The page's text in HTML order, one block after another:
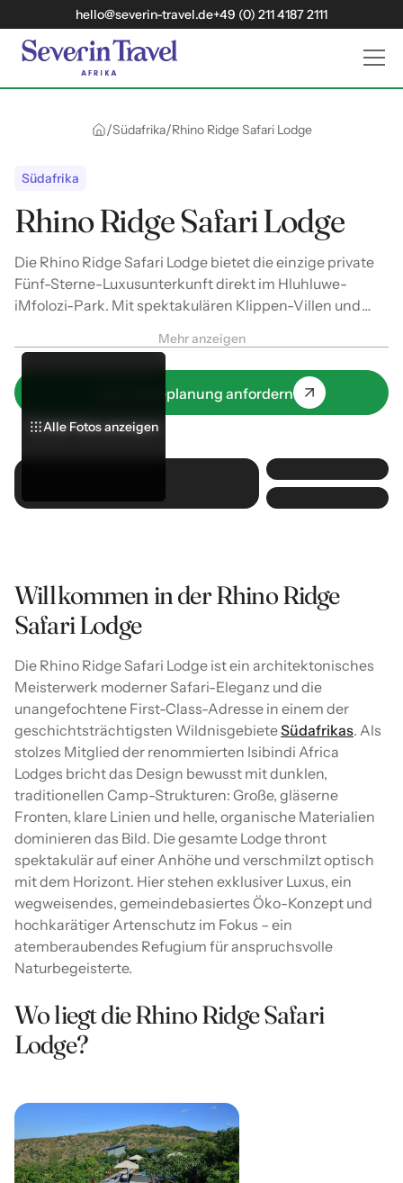
hello@severin-travel.de+49 (0) 211 4187 2111
/Südafrika/Rhino Ridge Safari Lodge
Südafrika
Rhino Ridge Safari Lodge
Die Rhino Ridge Safari Lodge bietet die einzige private
Fünf-Sterne-Luxusunterkunft direkt im Hluhluwe-
iMfolozi-Park. Mit spektakulären Klippen-Villen und
Design mit erstklassigen Big-Five-Safaris.
Mehr anzeigen
Jetzt Reiseplanung anfordern
Alle Fotos anzeigen
Alle Fotos anzeigen
Alle Fotos anzeigen
Willkommen in der Rhino Ridge
Safari Lodge
Die Rhino Ridge Safari Lodge ist ein architektonisches
Meisterwerk moderner Safari-Eleganz und die
unangefochtene First-Class-Adresse in einem der
geschichtsträchtigsten WildnisgebieteSüdafrikas. Als
stolzes Mitglied der renommierten Isibindi Africa
Lodges bricht das Design bewusst mit dunklen,
traditionellen Camp-Strukturen: Große, gläserne
Fronten, klare Linien und helle, organische Materialien
dominieren das Bild. Die gesamte Lodge thront
spektakulär auf einer Anhöhe und verschmilzt optisch
mit dem Horizont. Hier stehen exklusiver Luxus, ein
wegweisendes, gemeindebasiertes Öko-Konzept und
hochkarätiger Artenschutz im Fokus – ein
atemberaubendes Refugium für anspruchsvolle
Naturbegeisterte.
Wo liegt die Rhino Ridge Safari
Lodge?